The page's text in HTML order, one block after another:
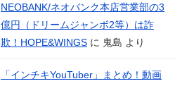
NEOBANK/ネオバンク本店営業部の3
億円（ドリームジャンボ2等）は詐
欺！HOPE&WINGS に 鬼島 より
「インチキYouTuber」まとめ！動画